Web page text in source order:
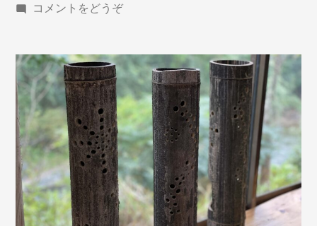
コメントをどうぞ(竹
篭
作
り
を
開
催
し
ま
し
た
(2022/10/07))